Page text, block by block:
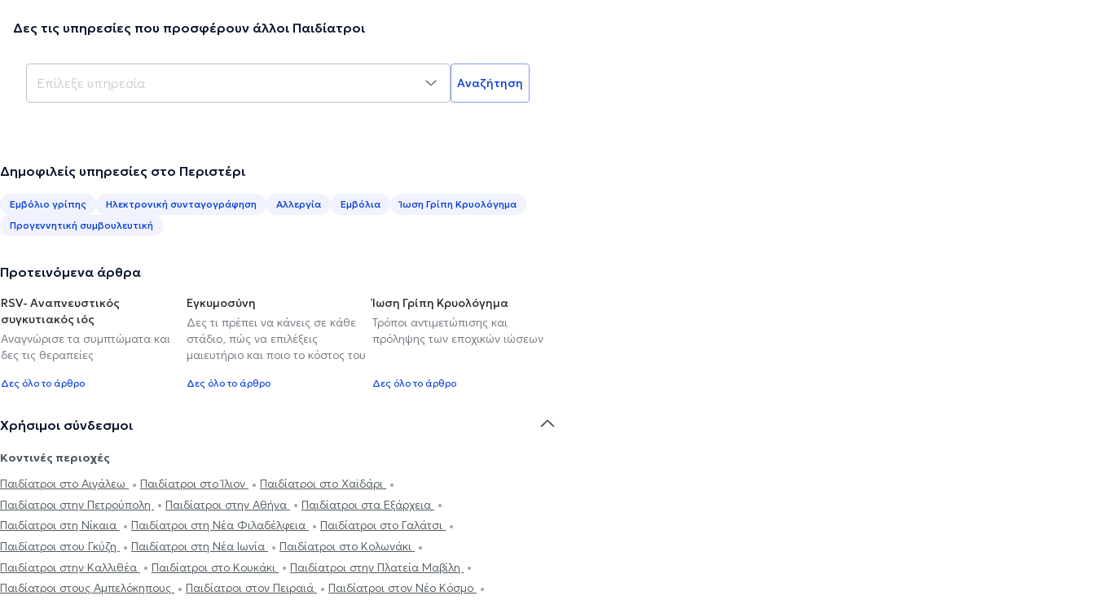
Δες τις υπηρεσίες που προσφέρουν άλλοι Παιδίατροι
Αναζήτηση
Δημοφιλείς υπηρεσίες στο Περιστέρι
Εμβόλιο γρίπης Ηλεκτρονική συνταγογράφηση Αλλεργία Εμβόλια
Ίωση Γρίπη Κρυολόγημα
Προγεννητική συμβουλευτική
Προτεινόμενα άρθρα
RSV- Αναπνευστικός
συγκυτιακός ιός
Αναγνώρισε τα συμπτώματα και
δες τις θεραπείες
Δες όλο το άρθρο
Εγκυμοσύνη
Δες τι πρέπει να κάνεις σε κάθε
στάδιο, πώς να επιλέξεις
μαιευτήριο και ποιο το κόστος του
Δες όλο το άρθρο
Ίωση Γρίπη Κρυολόγημα
Τρόποι αντιμετώπισης και
πρόληψης των εποχικών ιώσεων
Δες όλο το άρθρο
Χρήσιμοι σύνδεσμοι
Κοντινές περιοχές
Παιδίατροι στο Αιγάλεω
Παιδίατροι στο Ίλιον
Παιδίατροι στο Χαϊδάρι
Παιδίατροι στην Πετρούπολη
Παιδίατροι στην Αθήνα
Παιδίατροι στα Εξάρχεια
Παιδίατροι στη Νίκαια
Παιδίατροι στη Νέα Φιλαδέλφεια
Παιδίατροι στο Γαλάτσι
Παιδίατροι στου Γκύζη
Παιδίατροι στη Νέα Ιωνία
Παιδίατροι στο Κολωνάκι
Παιδίατροι στην Καλλιθέα
Παιδίατροι στο Κουκάκι
Παιδίατροι στην Πλατεία Μαβίλη
Παιδίατροι στους Αμπελόκηπους
Παιδίατροι στον Πειραιά
Παιδίατροι στον Νέο Κόσμο